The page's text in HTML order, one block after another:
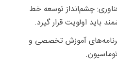
چشم‌انداز توسعه خط
باید اولویت قرار گیرد.
برنامه‌های آموزش تخصصی و